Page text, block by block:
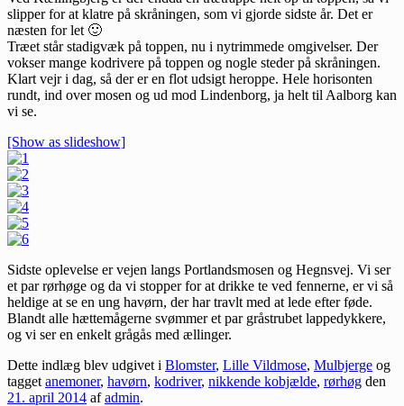
slipper for at klatre på skråningen, som vi gjorde sidste år. Det er
næsten for let 🙂
Træet står stadigvæk på toppen, nu i nytrimmede omgivelser. Der
vokser mange kodrivere på toppen og nogle steder på skråningen.
Klart vejr i dag, så der er en flot udsigt heroppe. Hele horisonten
rundt, ind over mosen og ud mod Lindenborg, ja helt til Aalborg kan
vi se.
[Show as slideshow]
Sidste oplevelse er vejen langs Portlandsmosen og Hegnsvej. Vi ser
et par rørhøge og da vi stopper for at drikke te ved fennerne, er vi så
heldige at se en ung havørn, der har travlt med at lede efter føde.
Blandt alle hættemågerne svømmer et par gråstrubet lappedykkere,
og vi ser en enkelt grågås med ællinger.
Dette indlæg blev udgivet i Blomster, Lille Vildmose, Mulbjerge og
tagget anemoner, havørn, kodriver, nikkende kobjælde, rørhøg den
21. april 2014 afadmin.